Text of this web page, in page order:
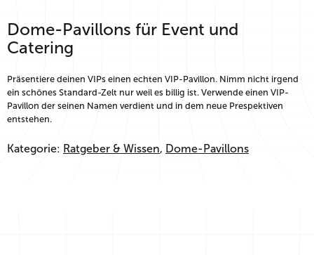
Dome-Pavillons für Event und
Catering
Präsentiere deinen VIPs einen echten VIP-Pavillon. Nimm nicht irgend
ein schönes Standard-Zelt nur weil es billig ist. Verwende einen VIP-
Pavillon der seinen Namen verdient und in dem neue Prespektiven
entstehen.
Kategorie: Ratgeber & Wissen, Dome-Pavillons